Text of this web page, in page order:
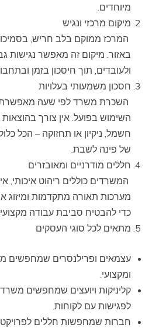
מיוחדים.
מיקום מרכזי ונגיש
המרכז ממוקם בלב חריש,
באזור. מיקום זה מאפשר נגישות
ולעובדים, תוך חיסכון בזמן
חסכון משמעותי בעלויות
השכרת משרד לפי שעה
השימוש בפועל. אין צורך
חשמל, ניקיון או תחזוקה – הכל
של פינה לשבת.
חללים מודרניים ומאובזרים
המשרדים כוללים ריהוט איכותי,
מערכות תאורה מתקדמות ומיזוג
כדי להבטיח סביבת עבודה
מתאים לכל סוגי העסקים
עצמאים ופרילנסרים שמחפשים
ומקצועי.
קליניקות ויועצים שמחפשים
לפגישות עם לקוחות.
חברות שמחפשות חללים